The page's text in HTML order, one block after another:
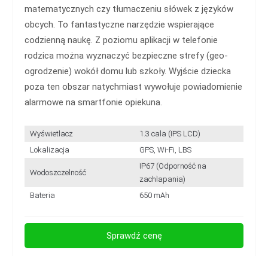
matematycznych czy tłumaczeniu słówek z języków
obcych. To fantastyczne narzędzie wspierające
codzienną naukę. Z poziomu aplikacji w telefonie
rodzica można wyznaczyć bezpieczne strefy (geo-
ogrodzenie) wokół domu lub szkoły. Wyjście dziecka
poza ten obszar natychmiast wywołuje powiadomienie
alarmowe na smartfonie opiekuna.
Wyświetlacz
1.3 cala (IPS LCD)
Lokalizacja
GPS, Wi-Fi, LBS
Wodoszczelność
IP67 (Odporność na
zachlapania)
Bateria
650 mAh
Sprawdź cenę